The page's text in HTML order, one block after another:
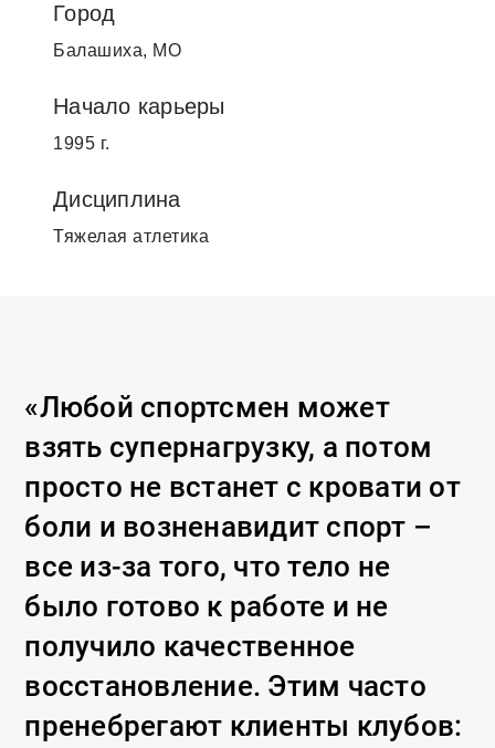
Город
Балашиха, МО
Начало карьеры
1995 г.
Дисциплина
Тяжелая атлетика
«Любой спортсмен может
взять супернагрузку, а потом
просто не встанет с кровати от
боли и возненавидит спорт –
все из-за того, что тело не
было готово к работе и не
получило качественное
восстановление. Этим часто
пренебрегают клиенты клубов: